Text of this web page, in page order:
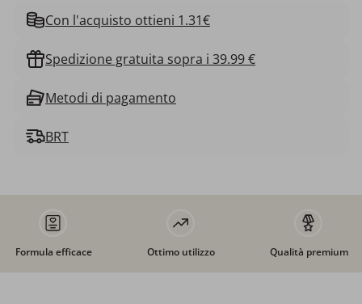
Con l'acquisto ottieni 1.31€
Spedizione gratuita sopra i 39.99 €
Metodi di pagamento
BRT
Formula efficace Ottimo utilizzo Qualità premium